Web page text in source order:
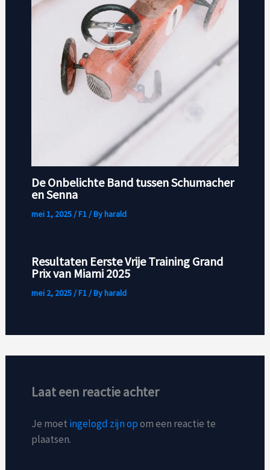
De Onbelichte Band tussen Schumacher
en Senna
mei 1, 2025/F1/ Byharald
Resultaten Eerste Vrije Training Grand
Prix van Miami 2025
mei 2, 2025/F1/ Byharald
Laat een reactie achter
Je moet ingelogd zijn opom een reactie te
plaatsen.